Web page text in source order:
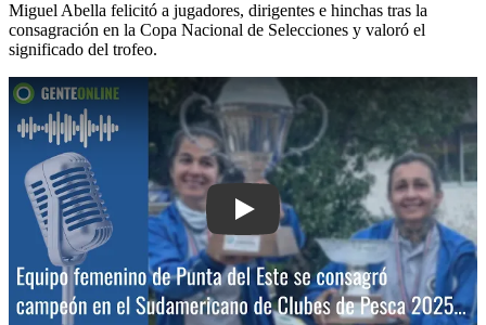
Miguel Abella felicitó a jugadores, dirigentes e hinchas tras la
consagración en la Copa Nacional de Selecciones y valoró el
significado del trofeo.
Play: Equipo femenino de Punta del